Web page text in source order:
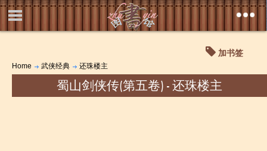
加书签
Home 武侠经典 还珠楼主
蜀山剑侠传(第五卷) - 还珠楼主